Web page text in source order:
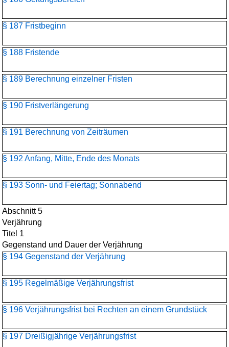
§ 187 Fristbeginn
§ 188 Fristende
§ 189 Berechnung einzelner Fristen
§ 190 Fristverlängerung
§ 191 Berechnung von Zeiträumen
§ 192 Anfang, Mitte, Ende des Monats
§ 193 Sonn- und Feiertag; Sonnabend
Abschnitt 5
Verjährung
Titel 1
Gegenstand und Dauer der Verjährung
§ 194 Gegenstand der Verjährung
§ 195 Regelmäßige Verjährungsfrist
§ 196 Verjährungsfrist bei Rechten an einem Grundstück
§ 197 Dreißigjährige Verjährungsfrist